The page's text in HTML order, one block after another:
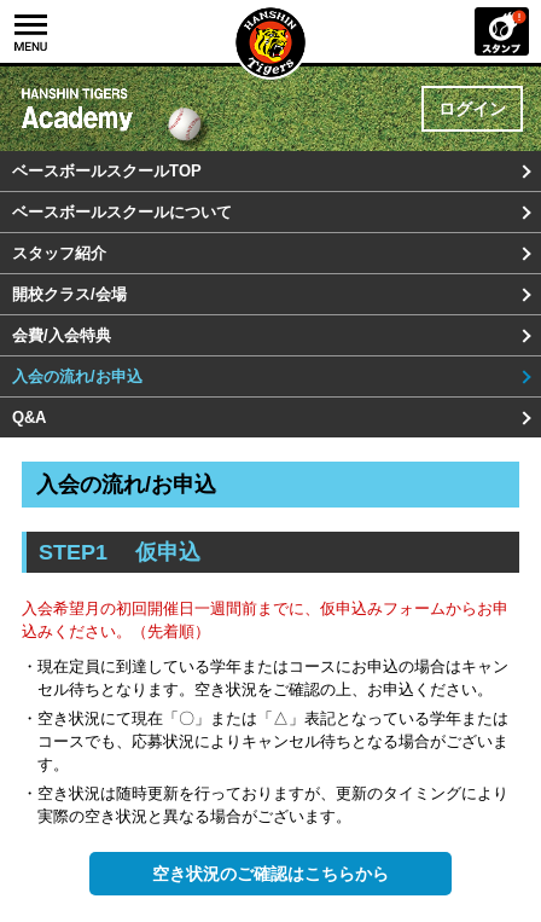
ログイン
ベースボールスクールTOP
ベースボールスクールについて
スタッフ紹介
開校クラス/会場
会費/入会特典
入会の流れ/お申込
Q&A
入会の流れ/お申込
STEP1 仮申込
入会希望月の初回開催日一週間前までに、仮申込みフォームからお申
込みください。（先着順）
・現在定員に到達している学年またはコースにお申込の場合はキャン
セル待ちとなります。空き状況をご確認の上、お申込ください。
・空き状況にて現在「〇」または「△」表記となっている学年または
コースでも、応募状況によりキャンセル待ちとなる場合がございま
す。
・空き状況は随時更新を行っておりますが、更新のタイミングにより
実際の空き状況と異なる場合がございます。
空き状況のご確認はこちらから